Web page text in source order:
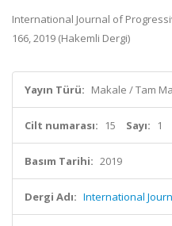
International Journal of
166, 2019 (Hakemli Dergi)
Yayın Türü: Makale / Tam
Cilt numarası: 15 Sayı: 1
Basım Tarihi: 2019
Dergi Adı: International